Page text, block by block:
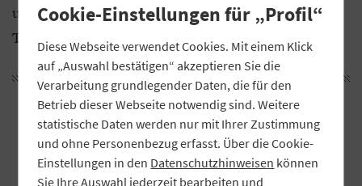
unserer Kundinnen und Kunden an Beratung,
Transparenz und Service deutlich verändern.
„Kundinnen und Kunden suchen
stärker denn je Orientierung und
ganzheitliche Lösungen – und zwar
Cookie-Einstellungen für „Profil“
Diese Webseite verwendet Cookies. Mit einem Klick
auf „Auswahl bestätigen“ akzeptieren Sie die
Verarbeitung grundlegender Daten, die für den
Betrieb dieser Webseite notwendig sind. Weitere
statistische Daten werden nur mit Ihrer Zustimmung
und ohne Personenbezug erfasst. Über die Cookie-
Einstellungen in den Datenschutzhinweisen können
Sie Ihre Auswahl jederzeit bearbeiten und